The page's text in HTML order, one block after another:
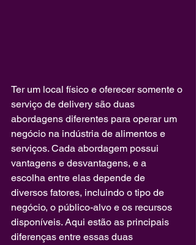
Ter um local físico e oferecer somente o
serviço de delivery são duas
abordagens diferentes para operar um
negócio na indústria de alimentos e
serviços. Cada abordagem possui
vantagens e desvantagens, e a
escolha entre elas depende de
diversos fatores, incluindo o tipo de
negócio, o público-alvo e os recursos
disponíveis. Aqui estão as principais
diferenças entre essas duas